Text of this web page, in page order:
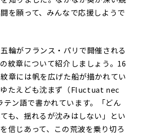
を願って、みんなで応援しようで
輪がフランス・パリで開催される
紋章について紹介しましょう。16
章には帆を広げた船が描かれてい
たえども沈まず（Fluctuat nec
ン語で書かれています。「どん
も、揺れるが沈みはしない」とい
信じあって、この荒波を乗り切ろ